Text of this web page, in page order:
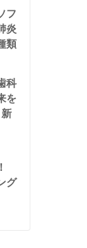
フ
炎
類
科
を
グ